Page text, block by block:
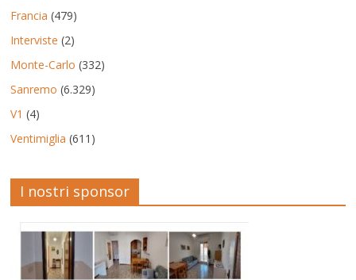
Francia (479)
Interviste (2)
Monte-Carlo (332)
Sanremo (6.329)
V1 (4)
Ventimiglia (611)
I nostri sponsor